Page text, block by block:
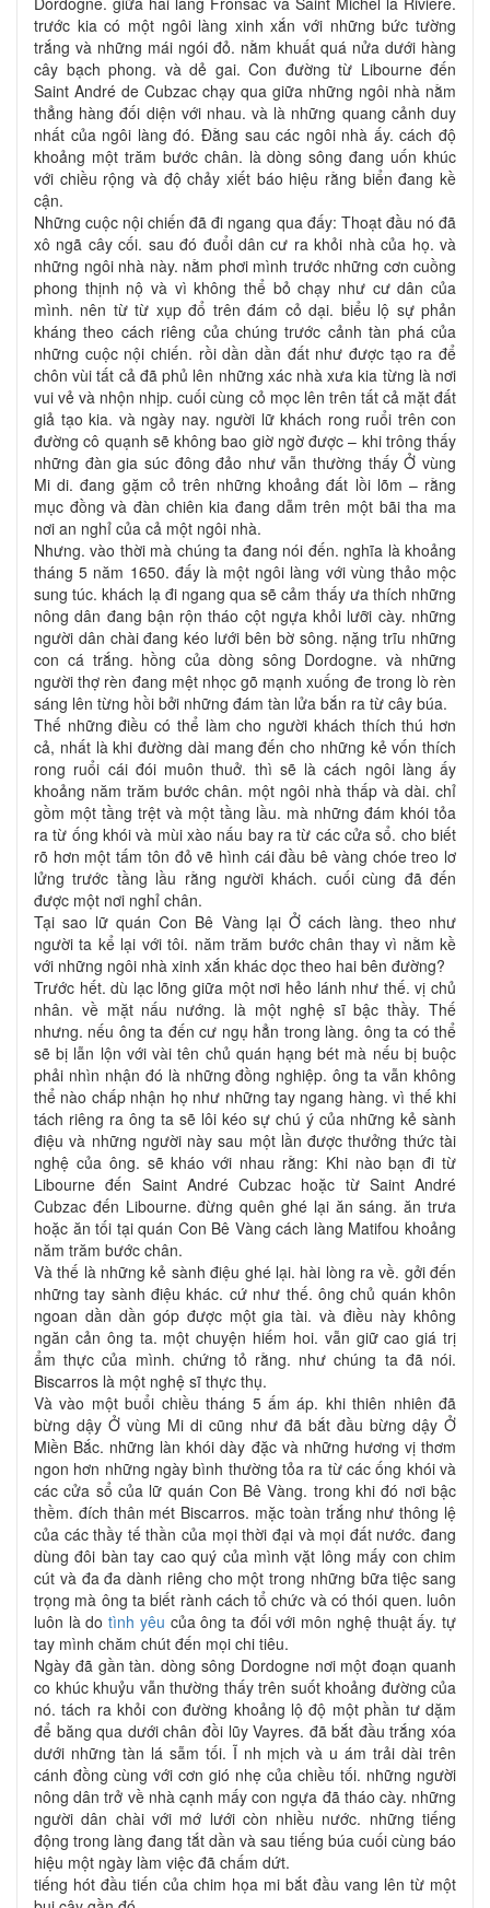
trước kia có một ngôi làng xinh xắn với những bức tường
trắng và những mái ngói đỏ. nằm khuất quá nửa dưới hàng
cây bạch phong. và dẻ gai. Con đường từ Libourne đến
Saint André de Cubzac chạy qua giữa những ngôi nhà nằm
thẳng hàng đối diện với nhau. và là những quang cảnh duy
nhất của ngôi làng đó. Đằng sau các ngôi nhà ấy. cách độ
khoảng một trăm bước chân. là dòng sông đang uốn khúc
với chiều rộng và độ chảy xiết báo hiệu rằng biển đang kề
cận.
Những cuộc nội chiến đã đi ngang qua đấy: Thoạt đầu nó đã
xô ngã cây cối. sau đó đuổi dân cư ra khỏi nhà của họ. và
những ngôi nhà này. nằm phơi mình trước những cơn cuồng
phong thịnh nộ và vì không thể bỏ chạy như cư dân của
mình. nên từ từ xụp đổ trên đám cỏ dại. biểu lộ sự phản
kháng theo cách riêng của chúng trước cảnh tàn phá của
những cuộc nội chiến. rồi dần dần đất như được tạo ra để
chôn vùi tất cả đã phủ lên những xác nhà xưa kia từng là nơi
vui vẻ và nhộn nhịp. cuối cùng cỏ mọc lên trên tất cả mặt đất
giả tạo kia. và ngày nay. người lữ khách rong ruổi trên con
đường cô quạnh sẽ không bao giờ ngờ được – khi trông thấy
những đàn gia súc đông đảo như vẫn thường thấy Ở vùng
Mi di. đang gặm cỏ trên những khoảng đất lồi lõm – rằng
mục đồng và đàn chiên kia đang dẫm trên một bãi tha ma
nơi an nghỉ của cả một ngôi nhà.
Nhưng. vào thời mà chúng ta đang nói đến. nghĩa là khoảng
tháng 5 năm 1650. đấy là một ngôi làng với vùng thảo mộc
sung túc. khách lạ đi ngang qua sẽ cảm thấy ưa thích những
nông dân đang bận rộn tháo cột ngựa khỏi lưỡi cày. những
người dân chài đang kéo lưới bên bờ sông. nặng trĩu những
con cá trắng. hồng của dòng sông Dordogne. và những
người thợ rèn đang mệt nhọc gõ mạnh xuống đe trong lò rèn
sáng lên từng hồi bởi những đám tàn lửa bắn ra từ cây búa.
Thế những điều có thể làm cho người khách thích thú hơn
cả, nhất là khi đường dài mang đến cho những kẻ vốn thích
rong ruổi cái đói muôn thuở. thì sẽ là cách ngôi làng ấy
khoảng năm trăm bước chân. một ngôi nhà thấp và dài. chỉ
gồm một tầng trệt và một tầng lầu. mà những đám khói tỏa
ra từ ống khói và mùi xào nấu bay ra từ các cửa sổ. cho biết
rõ hơn một tấm tôn đỏ vẽ hình cái đầu bê vàng chóe treo lơ
lửng trước tầng lầu rằng người khách. cuối cùng đã đến
được một nơi nghỉ chân.
Tại sao lữ quán Con Bê Vàng lại Ở cách làng. theo như
người ta kể lại với tôi. năm trăm bước chân thay vì nằm kề
với những ngôi nhà xinh xắn khác dọc theo hai bên đường?
Trước hết. dù lạc lõng giữa một nơi hẻo lánh như thế. vị chủ
nhân. về mặt nấu nướng. là một nghệ sĩ bậc thầy. Thế
nhưng. nếu ông ta đến cư ngụ hẳn trong làng. ông ta có thể
sẽ bị lẫn lộn với vài tên chủ quán hạng bét mà nếu bị buộc
phải nhìn nhận đó là những đồng nghiệp. ông ta vẫn không
thể nào chấp nhận họ như những tay ngang hàng. vì thế khi
tách riêng ra ông ta sẽ lôi kéo sự chú ý của những kẻ sành
điệu và những người này sau một lần được thưởng thức tài
nghệ của ông. sẽ kháo với nhau rằng: Khi nào bạn đi từ
Libourne đến Saint André Cubzac hoặc từ Saint André
Cubzac đến Libourne. đừng quên ghé lại ăn sáng. ăn trưa
hoặc ăn tối tại quán Con Bê Vàng cách làng Matifou khoảng
năm trăm bước chân.
Và thế là những kẻ sành điệu ghé lại. hài lòng ra về. gởi đến
những tay sành điệu khác. cứ như thế. ông chủ quán khôn
ngoan dần dần góp được một gia tài. và điều này không
ngăn cản ông ta. một chuyện hiếm hoi. vẫn giữ cao giá trị
ẩm thực của mình. chứng tỏ rằng. như chúng ta đã nói.
Biscarros là một nghệ sĩ thực thụ.
Và vào một buổi chiều tháng 5 ấm áp. khi thiên nhiên đã
bừng dậy Ở vùng Mi di cũng như đã bắt đầu bừng dậy Ở
Miền Bắc. những làn khói dày đặc và những hương vị thơm
ngon hơn những ngày bình thường tỏa ra từ các ống khói và
các cửa sổ của lữ quán Con Bê Vàng. trong khi đó nơi bậc
thềm. đích thân mét Biscarros. mặc toàn trắng như thông lệ
của các thầy tế thần của mọi thời đại và mọi đất nước. đang
dùng đôi bàn tay cao quý của mình vặt lông mấy con chim
cút và đa đa dành riêng cho một trong những bữa tiệc sang
trọng mà ông ta biết rành cách tổ chức và có thói quen. luôn
luôn là dotình yêu của ông ta đối với môn nghệ thuật ấy. tự
tay mình chăm chút đến mọi chi tiêu.
Ngày đã gần tàn. dòng sông Dordogne nơi một đoạn quanh
co khúc khuỷu vẫn thường thấy trên suốt khoảng đường của
nó. tách ra khỏi con đường khoảng lộ độ một phần tư dặm
để băng qua dưới chân đồi lũy Vayres. đã bắt đầu trắng xóa
dưới những tàn lá sẫm tối. Ĩ nh mịch và u ám trải dài trên
cánh đồng cùng với cơn gió nhẹ của chiều tối. những người
nông dân trở về nhà cạnh mấy con ngựa đã tháo cày. những
người dân chài với mớ lưới còn nhiều nước. những tiếng
động trong làng đang tắt dần và sau tiếng búa cuối cùng báo
hiệu một ngày làm việc đã chấm dứt.
tiếng hót đầu tiến của chim họa mi bắt đầu vang lên từ một